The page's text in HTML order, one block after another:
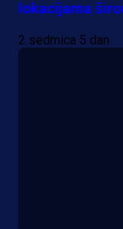
lokacijama
2 sedmica 5 dan